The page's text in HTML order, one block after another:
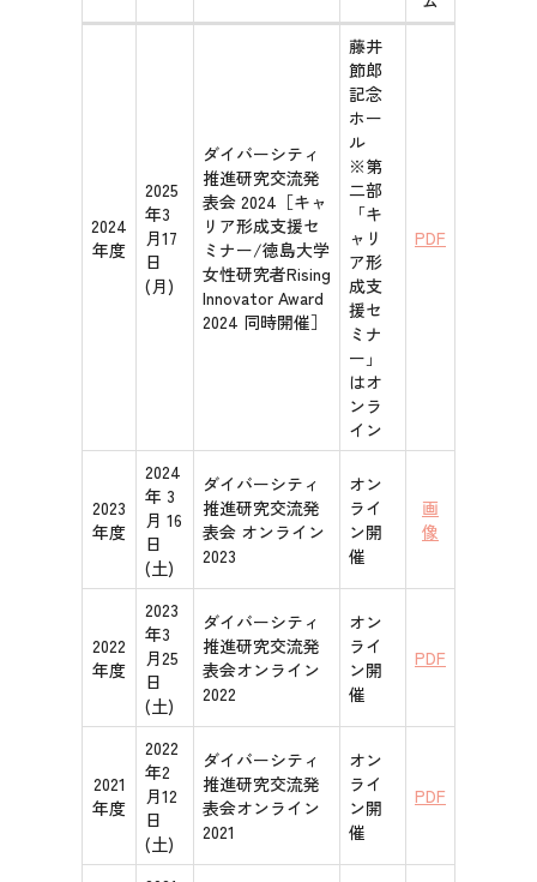
2024
年度
2025
年3
月17
日
(月)
ダイバーシティ
推進研究交流発
表会 2024［キャ
リア形成支援セ
ミナー/徳島大学
女性研究者Rising
Innovator Award
2024 同時開催］
藤井
節郎
記念
ホー
ル
※第
二部
「キ
ャリ
ア形
成支
援セ
ミナ
ー」
はオ
ンラ
イン
PDF
2023
年度
2024
年 3
月 16
日
(土)
ダイバーシティ
推進研究交流発
表会 オンライン
2023
オン
ライ
ン開
催
画
像
2022
年度
2023
年3
月25
日
(土)
ダイバーシティ
推進研究交流発
表会オンライン
2022
オン
ライ
ン開
催
PDF
2021
年度
2022
年2
月12
日
(土)
ダイバーシティ
推進研究交流発
表会オンライン
2021
オン
ライ
ン開
催
PDF